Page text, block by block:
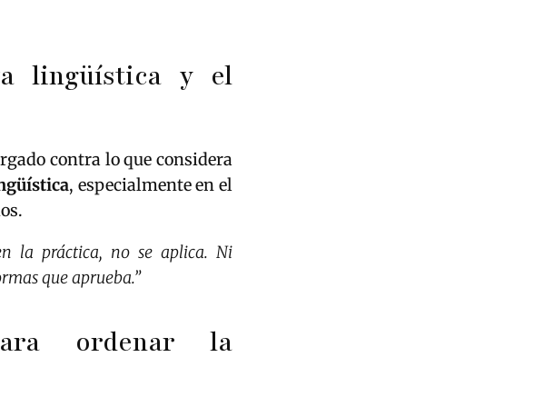
lingüística y el
contra lo que considera
, especialmente en el
la práctica, no se aplica. Ni
que aprueba.”
ordenar la